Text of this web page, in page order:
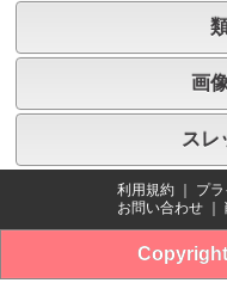
画
スレ
利用規約 プ
お問い合わせ